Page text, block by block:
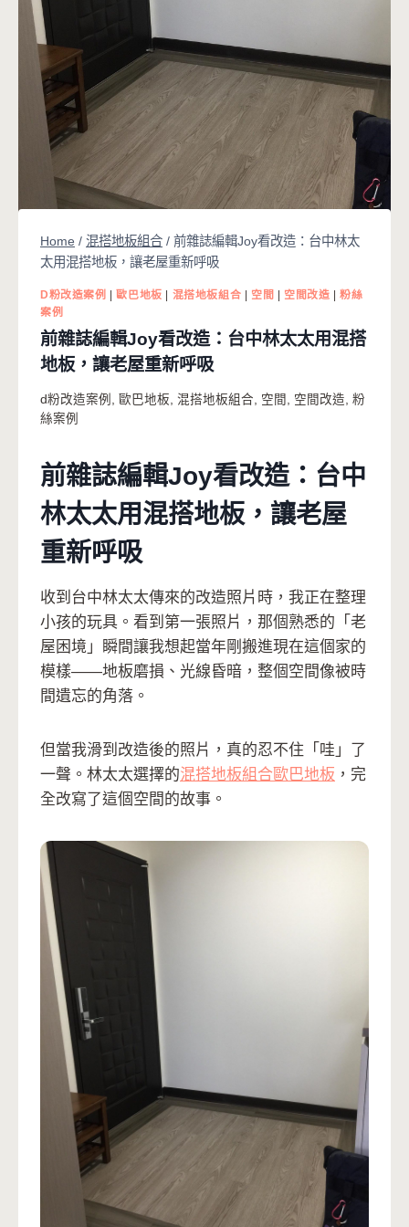
Home / 混搭地板組合 / 前雜誌編輯Joy看改造：台中林太
太用混搭地板，讓老屋重新呼吸
D粉改造案例 |歐巴地板 | 混搭地板組合 | 空間 | 空間改造 |粉絲
案例
前雜誌編輯Joy看改造：台中林太太用混搭
地板，讓老屋重新呼吸
d粉改造案例 , 歐巴地板, 混搭地板組合, 空間 , 空間改造, 粉
絲案例
前雜誌編輯Joy看改造：台中
林太太用混搭地板，讓老屋
重新呼吸
收到台中林太太傳來的改造照片時，我正在整理
小孩的玩具。看到第一張照片，那個熟悉的「老
屋困境」瞬間讓我想起當年剛搬進現在這個家的
模樣——地板磨損、光線昏暗，整個空間像被時
間遺忘的角落。
但當我滑到改造後的照片，真的忍不住「哇」了
一聲。林太太選擇的混搭地板組合歐巴地板 ，完
全改寫了這個空間的故事。